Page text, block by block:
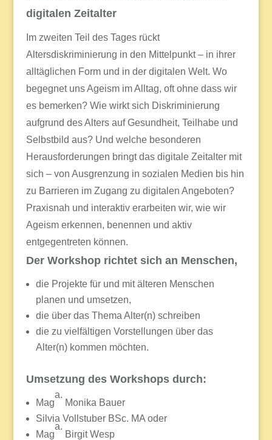
digitalen Zeitalter
Im zweiten Teil des Tages rückt
Altersdiskriminierung in den Mittelpunkt – in ihrer
alltäglichen Form und in der digitalen Welt. Wo
begegnet uns Ageism im Alltag, oft ohne dass wir
es bemerken? Wie wirkt sich Diskriminierung
aufgrund des Alters auf Gesundheit, Teilhabe und
Selbstbild aus? Und welche besonderen
Herausforderungen bringt das digitale Zeitalter mit
sich – von Ausgrenzung in sozialen Medien bis hin
zu Barrieren im Zugang zu digitalen Angeboten?
Praxisnah und interaktiv erarbeiten wir, wie wir
Ageism erkennen, benennen und aktiv
entgegentreten können.
Der Workshop richtet sich an Menschen,
die Projekte für und mit älteren Menschen
planen und umsetzen,
die über das Thema Alter(n) schreiben
die zu vielfältigen Vorstellungen über das
Alter(n) kommen möchten.
Umsetzung des Workshops durch:
Mag
a.
Monika Bauer
Silvia Vollstuber BSc. MA oder
Mag
a.
Birgit Wesp